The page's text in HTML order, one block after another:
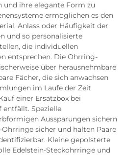
und ihre elegante Form zu
ermöglichen es den
Anlass oder Häufigkeit der
und so personalisierte
die individuellen
entsprechen. Die Ohrring-
über herausnehmbare
Fächer, die sich anwachsen
im Laufe der Zeit
einer Ersatzbox bei
entfällt. Spezielle
Aussparungen sichern
sicher und halten Paare
Kleine gepolsterte
Edelstein-Steckohrringe und